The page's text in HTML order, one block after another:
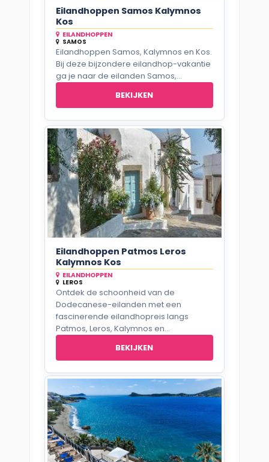
Eilandhoppen Samos Kalymnos
Kos
EILANDHOPPEN
SAMOS
Eilandhoppen Samos, Kalymnos en Kos.
Bij deze bijzondere eilandhop-vakantie
ga je naar de eilanden Samos,...
BEKIJKEN
Eilandhoppen Patmos Leros
Kalymnos Kos
EILANDHOPPEN
LEROS
Ontdek de schoonheid van de
Dodecanese-eilanden met een
fascinerende eilandhopreis langs
Patmos, Leros, Kalymnos en...
BEKIJKEN